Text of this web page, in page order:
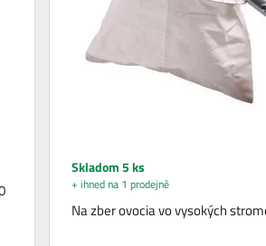
Skladom 5 ks
+ ihned na 1 prodejně
Na zber ovocia vo vysokých